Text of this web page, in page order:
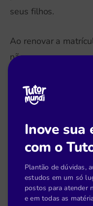
seus filhos.
Ao renovar a
não apenas no
filhos.
proporcionar uma
salas de aula,
desafios e
longo de suas vidas.
Inove sua
com o
Plantão de dúvidas,
estudos em um só
postos para atender
e em todas as